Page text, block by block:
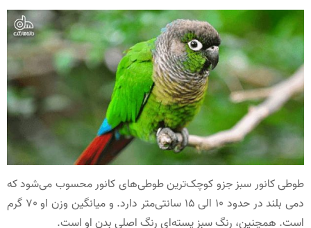
طوطی کانور سبز جزو کوچک‌ترین طوطی‌‌های کانور محسوب می‌شود که
دمی بلند در حدود 10 الی 15 سانتی‌متر دارد. و میانگین وزن او 70 گرم
است. همچنین، رنگ سبز پسته‌ای رنگ اصلی بدن او است.